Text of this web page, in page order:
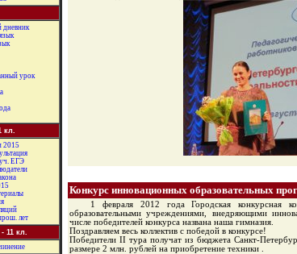
дневник
урок
кл.
2015
ЕГЭ
лет
11 кл.
Конкурс инновационных образовательных
1 февраля 2012 года Городская конкурсная
образовательными учреждениями, внедряющими
числе победителей конкурса названа наша гимназия.
Поздравляем весь коллектив с победой в конкурсе!
Победители II тура получат из бюджета Санкт-
размере 2 млн. рублей на приобретение техники .